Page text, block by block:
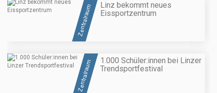
Zentralraum
Linz bekommt neues
Eissportzentrum
Zentralraum
1.000 Schüler:innen bei Linzer
Trendsportfestival